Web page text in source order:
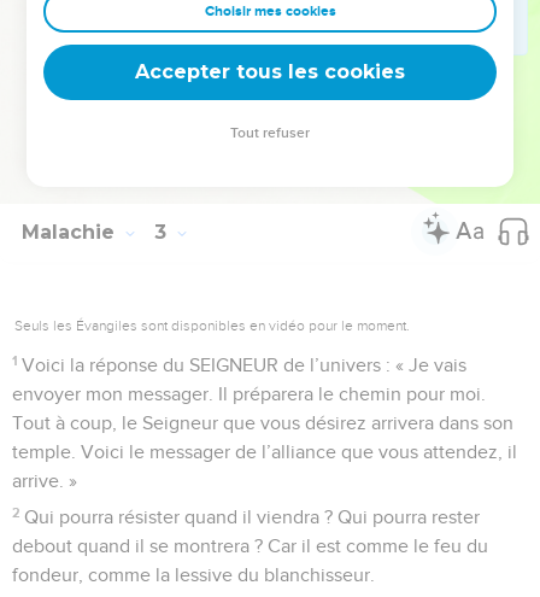
quand vous dites : « Ceux qui font le mal, le SEIGNEUR les
regarde avec bonté. Il approuve ces gens-là. » Vous dites
aussi : « Le Dieu qui juge avec justice, que fait-il ? »
© Société biblique française – Bibli’O, 2000, avec autorisation. Pour vous procurer
Malachie 3
Seuls les Évangiles sont disponibles en vidéo pour le moment.
1 Voici la réponse du SEIGNEUR de l’univers : « Je vais
envoyer mon messager. Il préparera le chemin pour moi.
Tout à coup, le Seigneur que vous désirez arrivera dans son
temple. Voici le messager de l’alliance que vous attendez, il
arrive. »
2 Qui pourra résister quand il viendra ? Qui pourra rester
debout quand il se montrera ? Car il est comme le feu du
fondeur, comme la lessive du blanchisseur.
Choisir mes cookies
Accepter tous les cookies
Tout refuser